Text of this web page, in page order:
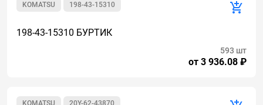
198-43-15310
KOMATSU
198-43-15310 БУРТИК
от 3 936.08 ₽
593 шт
20Y-62-43870
KOMATSU